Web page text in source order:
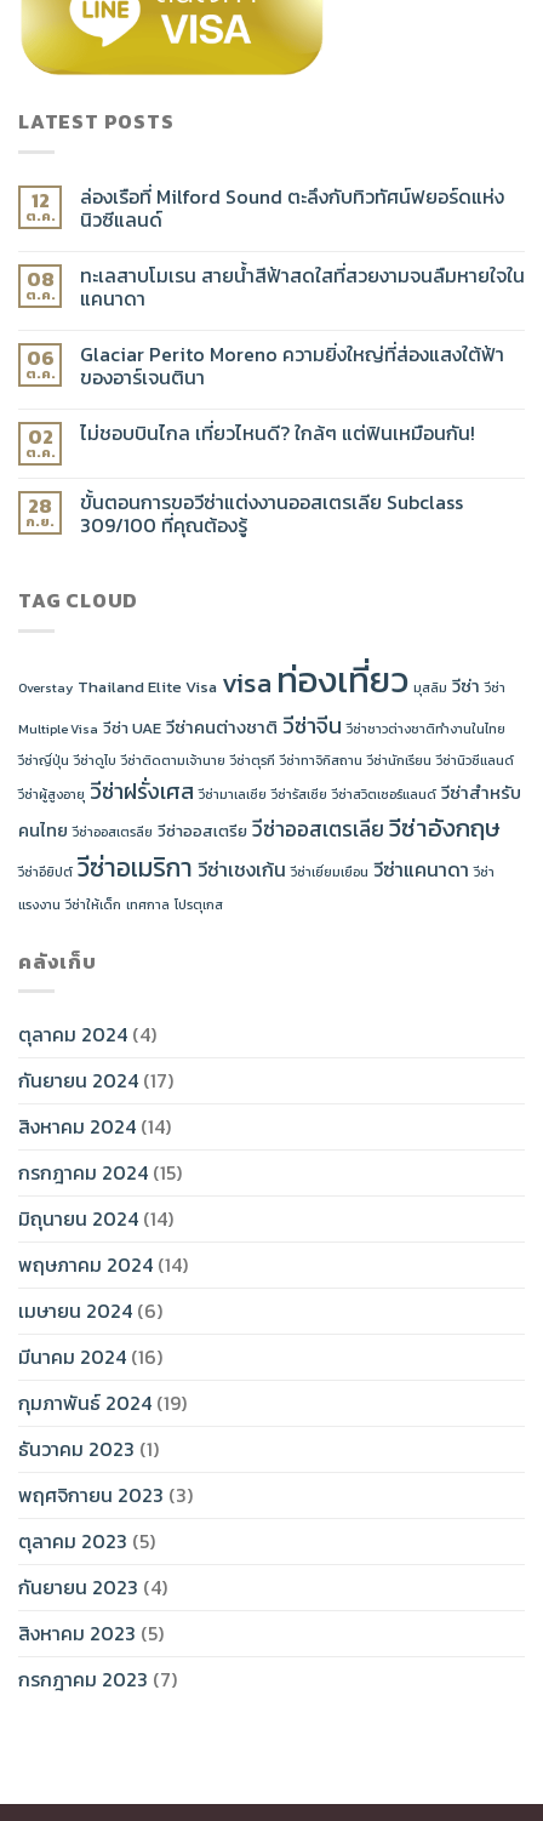
LATEST POSTS
12
ต.ค.
ล่องเรือที่ Milford Sound ตะลึงกับทิวทัศน์ฟยอร์ดแห่ง
นิวซีแลนด์
08
ต.ค.
ทะเลสาบโมเรน สายน้ำสีฟ้าสดใสที่สวยงามจนลืมหายใจใน
แคนาดา
06
ต.ค.
Glaciar Perito Moreno ความยิ่งใหญ่ที่ส่องแสงใต้ฟ้า
ของอาร์เจนตินา
02
ต.ค.
ไม่ชอบบินไกล เที่ยวไหนดี? ใกล้ๆ แต่ฟินเหมือนกัน!
28
ก.ย.
ขั้นตอนการขอวีซ่าแต่งงานออสเตรเลีย Subclass
309/100 ที่คุณต้องรู้
TAG CLOUD
Overstay Thailand Elite Visa visa ท่องเที่ยว มุสลิม วีซ่า วีซ่า
Multiple Visa วีซ่า UAE วีซ่าคนต่างชาติ วีซ่าจีน วีซ่าชาวต่างชาติทำงานในไทย
วีซ่าญี่ปุ่น วีซ่าดูไบ วีซ่าติดตามเจ้านาย วีซ่าตุรกี วีซ่าทาจิกิสถาน วีซ่านักเรียน วีซ่านิวซีแลนด์
วีซ่าผู้สูงอายุ วีซ่าฝรั่งเศส วีซ่ามาเลเซีย วีซ่ารัสเซีย วีซ่าสวิตเซอร์แลนด์ วีซ่าสำหรับ
คนไทย วีซ่าออสเตรลีย วีซ่าออสเตรีย วีซ่าออสเตรเลียวีซ่าอังกฤษ
วีซ่าอียิปต์ วีซ่าอเมริกา วีซ่าเชงเก้น วีซ่าเยี่ยมเยือน วีซ่าแคนาดา วีซ่า
แรงงาน วีซ่าให้เด็ก เทศกาล โปรตุเกส
คลังเก็บ
ตุลาคม 2024 (4)
กันยายน 2024 (17)
สิงหาคม 2024 (14)
กรกฎาคม 2024 (15)
มิถุนายน 2024 (14)
พฤษภาคม 2024 (14)
เมษายน 2024 (6)
มีนาคม 2024 (16)
กุมภาพันธ์ 2024 (19)
ธันวาคม 2023 (1)
พฤศจิกายน 2023 (3)
ตุลาคม 2023 (5)
กันยายน 2023 (4)
สิงหาคม 2023 (5)
กรกฎาคม 2023 (7)